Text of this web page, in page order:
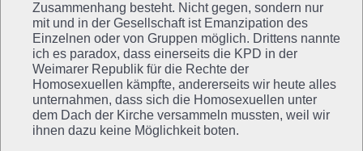
Zusammenhang besteht. Nicht gegen, sondern nur
mit und in der Gesellschaft ist Emanzipation des
Einzelnen oder von Gruppen möglich. Drittens nannte
ich es paradox, dass einerseits die KPD in der
Weimarer Republik für die Rechte der
Homosexuellen kämpfte, andererseits wir heute alles
unternahmen, dass sich die Homosexuellen unter
dem Dach der Kirche versammeln mussten, weil wir
ihnen dazu keine Möglichkeit boten.